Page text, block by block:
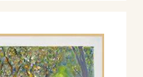
ad artisti e
Ariosto, Reggio